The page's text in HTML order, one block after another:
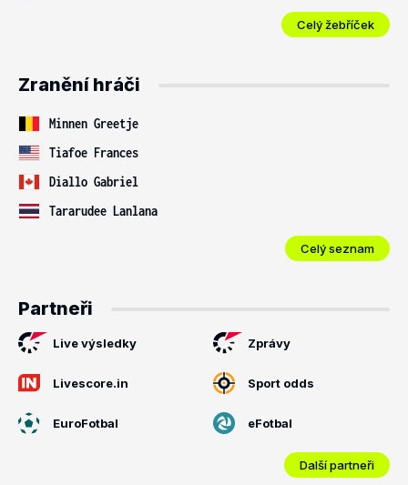
Celý žebříček
Zranění hráči
Minnen Greetje
Tiafoe Frances
Diallo Gabriel
Tararudee Lanlana
Celý seznam
Partneři
Live výsledky Zprávy
Livescore.in Sport odds
EuroFotbal eFotbal
Další partneři